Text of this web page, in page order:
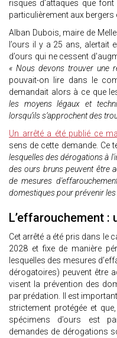
risques d’attaques que
particulièrement aux bergers
Alban Dubois, maire de
l’ours il y a 25 ans, alertait
d’ours qui ne cessent
« Nous devons trouver une
pouvait-on lire dans le
demandait alors à ce que
les moyens légaux et
lorsqu’ils s’approchent des
Un arrêté a été publié ce
sens de cette demande. Ce
lesquelles des dérogations à
des ours bruns peuvent être
de mesures
domestiques pour prévenir
L’effarouchement :
Cet arrêté a été pris dans le
2028 et fixe de manière
lesquelles des mesures
dérogatoires) peuvent être
visent la prévention des
par prédation. Il est
strictement protégée et
spécimens d’ours est
demandes de dérogations